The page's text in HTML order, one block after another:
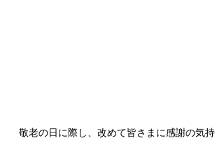
敬老の日に際し、改めて皆さまに感謝の気持